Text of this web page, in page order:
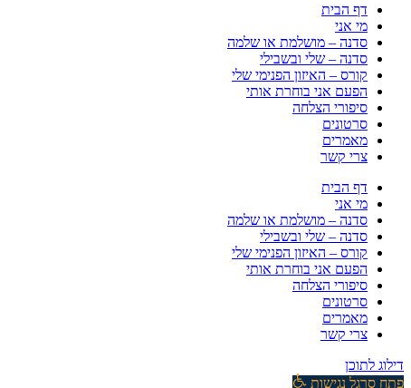
דף הבית
מי אני
סדנה – מושלמת או שלמה
סדנה – שלי ובשבילי
קורס – האיזון הפנימי שלי
הפעם אני בוחרת אותי
סיפורי הצלחה
סרטונים
מאמרים
צרי קשר
דף הבית
מי אני
סדנה – מושלמת או שלמה
סדנה – שלי ובשבילי
קורס – האיזון הפנימי שלי
הפעם אני בוחרת אותי
סיפורי הצלחה
סרטונים
מאמרים
צרי קשר
דילוג לתוכן
פתח סרגל נגישות